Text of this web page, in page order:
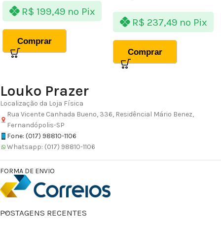
R$ 199,49 no Pix
Comprar
R$ 237,49 no Pix
Comprar
Louko Prazer
Localização da Loja Física
Rua Vicente Canhada Bueno, 336, Residêncial Mário Benez,
Fernandópolis-SP
Fone: (017) 98810-1106
Whatsapp: (017) 98810-1106
FORMA DE ENVIO
POSTAGENS RECENTES